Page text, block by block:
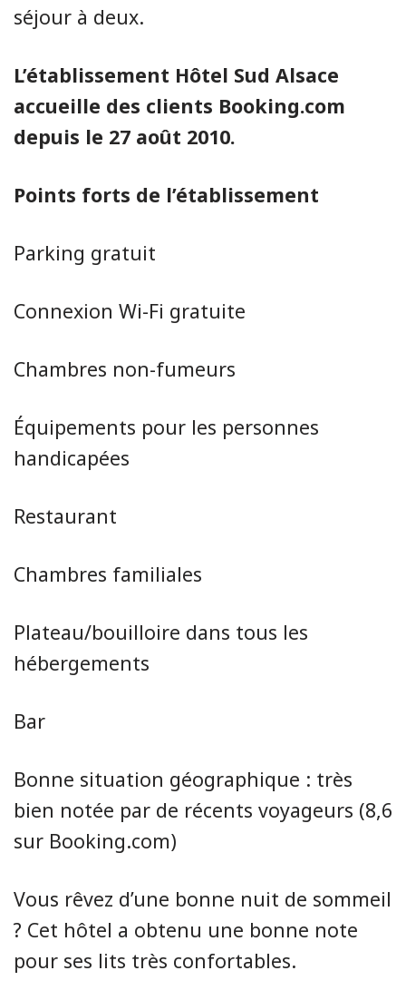
séjour à deux.
L’établissement Hôtel Sud Alsace
accueille des clients Booking.com
depuis le 27 août 2010.
Points forts de l’établissement
Parking gratuit
Connexion Wi-Fi gratuite
Chambres non-fumeurs
Équipements pour les personnes
handicapées
Restaurant
Chambres familiales
Plateau/bouilloire dans tous les
hébergements
Bar
Bonne situation géographique : très
bien notée par de récents voyageurs (8,6
sur Booking.com)
Vous rêvez d’une bonne nuit de sommeil
? Cet hôtel a obtenu une bonne note
pour ses lits très confortables.